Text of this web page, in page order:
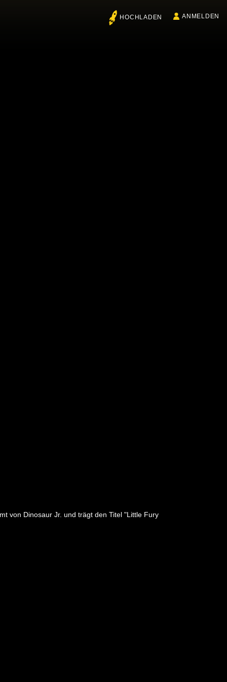
HOCHLADEN ANMELDEN
von Dinosaur Jr. und trägt den Titel "Little Fury